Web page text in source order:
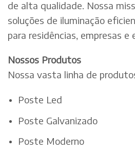
de alta qualidade. Nossa
soluções de iluminação
para residências, empresas e
Nossos Produtos
Nossa vasta linha de
Poste Led
Poste Galvanizado
Poste Moderno